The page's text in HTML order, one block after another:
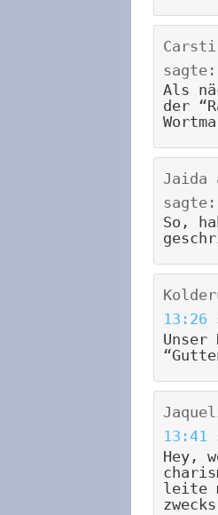
Carsti
sagte:
Als
der
Jaida
sagte:
So,
13:26
Unser
13:41
Hey,
leite